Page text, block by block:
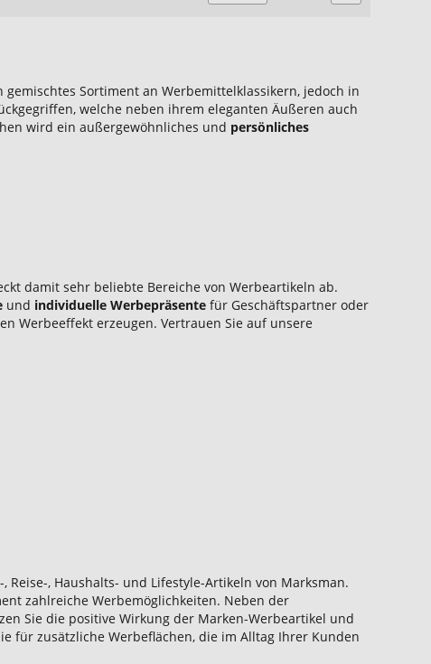
Sortiment an Werbemittelklassikern, jedoch in
welche neben ihrem eleganten Äußeren auch
wird ein außergewöhnliches und persönliches
damit sehr beliebte Bereiche von Werbeartikeln ab.
und individuelle Werbepräsente für Geschäftspartner oder
Werbeeffekt erzeugen. Vertrauen Sie auf unsere
, Haushalts- und Lifestyle-Artikeln von Marksman.
zahlreiche Werbemöglichkeiten. Neben der
Sie die positive Wirkung der Marken-Werbeartikel und
für zusätzliche Werbeflächen, die im Alltag Ihrer Kunden